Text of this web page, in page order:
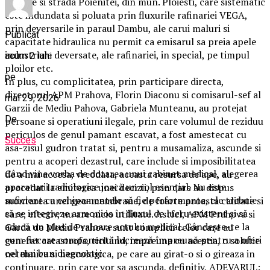
este indundata si poluata prin fluxurile rafinariei VEGA,
prin deversarile in paraul Dambu, ale carui maluri si
capacitate hidraulica nu permit ca emisarul sa preia apele
industriale deversate, ale rafinariei, in special, pe timpul
ploilor etc.
In plus, cu complicitatea, prin participare directa,
directorul APM Prahova, Florin Diaconu si comisarul-sef al
Garzii de Mediu Pahova, Gabriela Munteanu, au protejat
persoane si operatiuni ilegale, prin care volumul de reziduu
periculos de genul pamant escavat, a fost amestecat cu
asa-zisul gudron tratat si, pentru a musamaliza, ascunde si
pentru a acoperi dezastrul, care include si imposibilitatea
de a mai accesa, vreodata, aceasta resursa de ape, au
procedat la emiterea unei decizii, prin care au dispus
montarea unei geo-membrane, de foarte proasta calitate si
care, efectiv, nu are nicio utilitate. Astfel, APM Prahova si
Garda de Mediu Prahova sunt complicii celor care au
generat catastrofa, ticluind, impreuna cu acestia, o solutie
netehnica si neecologica, pe care au girat-o si o gireaza in
continuare, prin care vor sa ascunda, definitiv, ADEVARUL:
Publicat
acum 2 luni
pe
mai 29, 2026
De
Succes
Când vine vorba de dotarea unui cabinet medical, alegerea
aparaturii radiologice joacă un rol esențial. Nu este
suficient ca echipamentele să fie performante, ele trebuie
să se integreze armonios în fluxul de lucru existent și să
aducă un plus de valoare actului medical. Gândește-te la
cum fiecare componentă lucrează împreună pentru a oferi
cel mai bun diagnostic.